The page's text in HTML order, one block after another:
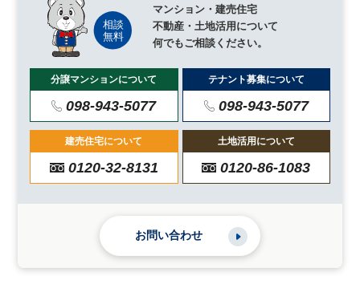
マンション・建売住宅
不動産・土地活用について
何でもご相談ください。
分譲マンションについて
098-943-5077
テナント募集について
098-943-5077
建売住宅について
0120-32-8131
土地活用について
0120-86-1083
お問い合わせ